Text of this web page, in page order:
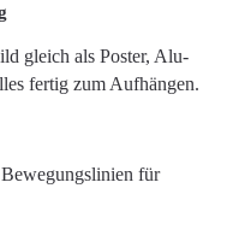
gleich als Poster, Alu-
fertig zum Aufhängen.